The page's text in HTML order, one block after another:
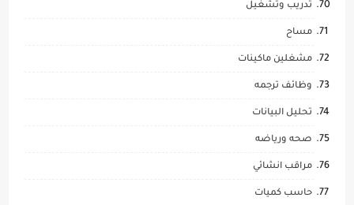
تدريب وتشغيل
مساح
مشغلين ماكينات
وظائف ترجمه
تحليل البيانات
صحه ورياضه
مراقب انشائي
حاسب كميات